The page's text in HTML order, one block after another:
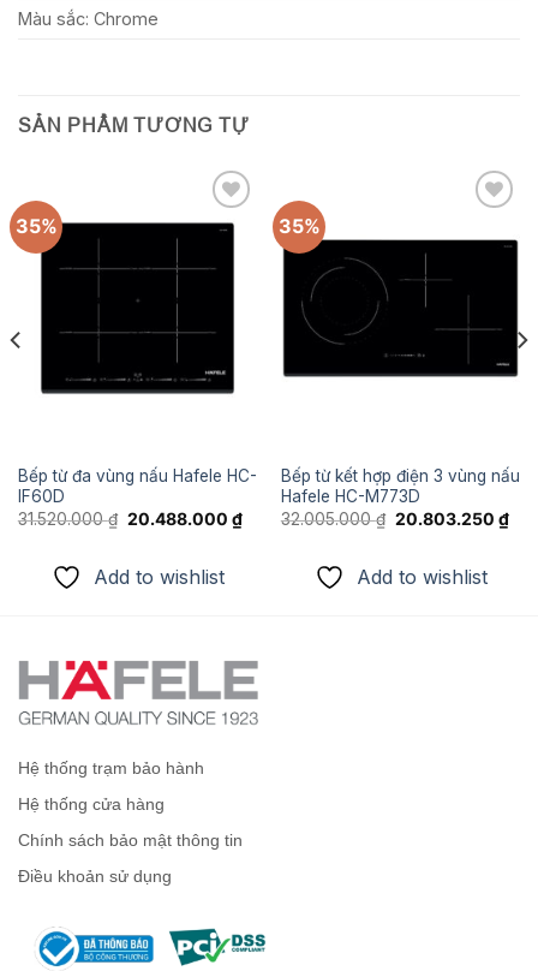
Màu sắc: Chrome
SẢN PHẨM TƯƠNG TỰ
35%
Add to
Bếp từ đa vùng nấu Hafele HC-
IF60D
31.520.000₫ Giá
20.488.000 ₫Giá
hiện
20.488.000 ₫.
Add to wishlist
35%
wishlist
Bếp từ kết hợp điện 3 vùng nấu
Hafele HC-M773D
32.005.000₫ Giá
20.803.250 ₫Giá
Add to wishlist
₫.
Hệ thống trạm bảo hành
Hệ thống cửa hàng
Chính sách bảo mật thông tin
Điều khoản sử dụng